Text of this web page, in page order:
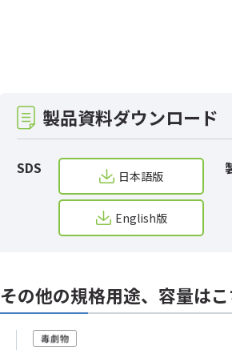
製品資料ダウンロード
SDS 日本語版
English版
その他の規格用途、容量は